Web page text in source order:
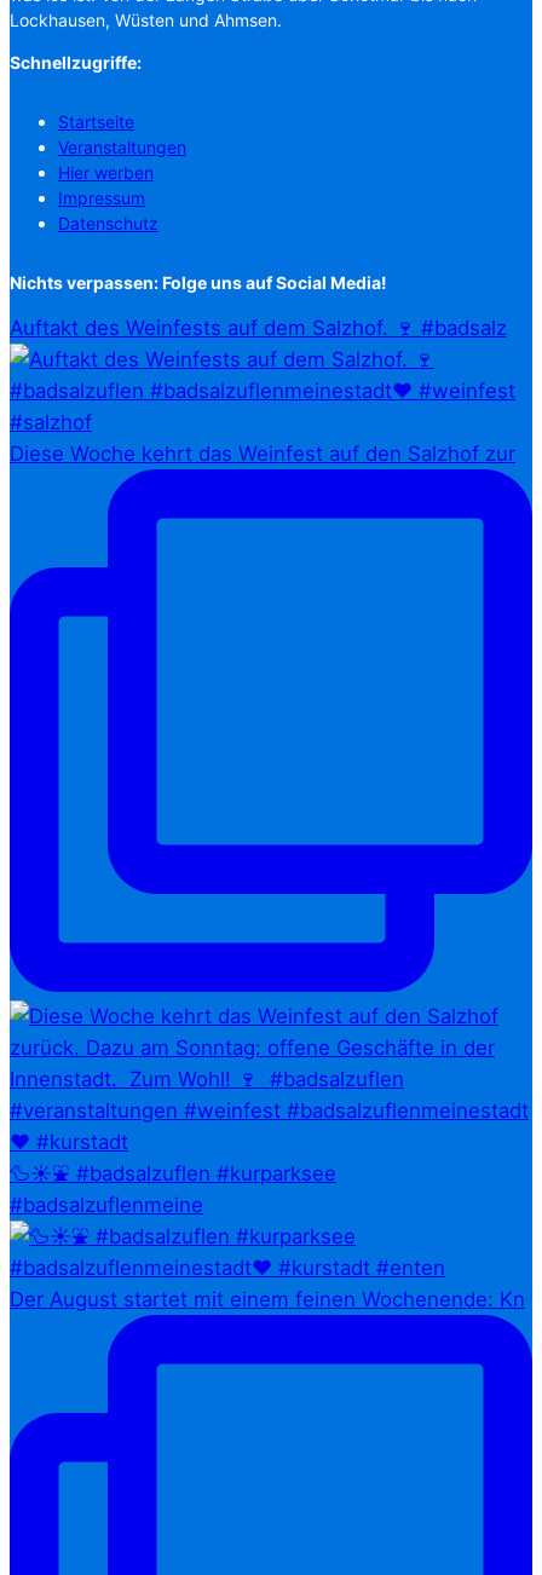
Lockhausen, Wüsten und Ahmsen.
Schnellzugriffe:
Startseite
Veranstaltungen
Hier werben
Impressum
Datenschutz
Nichts verpassen: Folge uns auf Social Media!
Auftakt des Weinfests auf dem Salzhof. 🍷 #badsalz
Diese Woche kehrt das Weinfest auf den Salzhof zur
🦆☀️⛲ #badsalzuflen #kurparksee
#badsalzuflenmeine
Der August startet mit einem feinen Wochenende: Kn